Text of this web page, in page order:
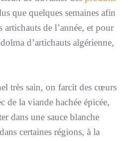
que quelques semaines afin
artichauts de l’année, et pour
d’artichauts algérienne,
très sain, on farcit des cœurs
de la viande hachée épicée,
dans une sauce blanche
certaines régions, à la